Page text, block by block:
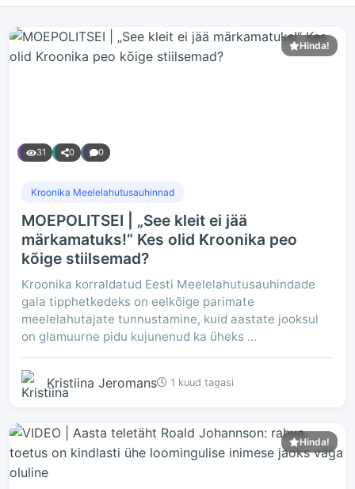
Hinda!
31 0 0
Kroonika Meelelahutusauhinnad
MOEPOLITSEI | „See kleit ei jää
märkamatuks!“ Kes olid Kroonika peo
kõige stiilsemad?
Kroonika korraldatud Eesti Meelelahutusauhindade
gala tipphetkedeks on eelkõige parimate
meelelahutajate tunnustamine, kuid aastate jooksul
on glamuurne pidu kujunenud ka üheks ...
Kristiina Jeromans 1 kuud tagasi
Hinda!